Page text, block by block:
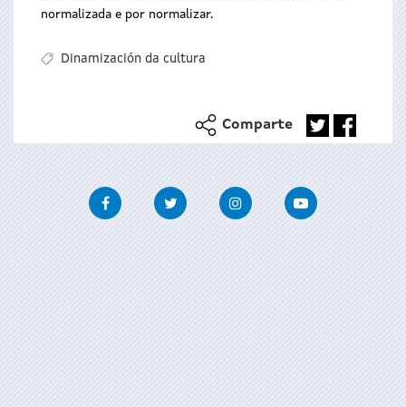
normalizada e por normalizar.
Dinamización da cultura
Comparte
FacebookTwitter InstagramYoutube